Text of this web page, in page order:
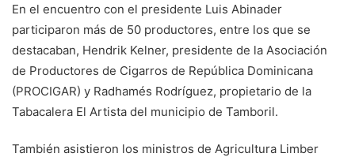
En el encuentro con el presidente Luis Abinader
participaron más de 50 productores, entre los que se
destacaban, Hendrik Kelner, presidente de la Asociación
de Productores de Cigarros de República Dominicana
(PROCIGAR) y Radhamés Rodríguez, propietario de la
Tabacalera El Artista del municipio de Tamboril.
También asistieron los ministros de Agricultura Limber